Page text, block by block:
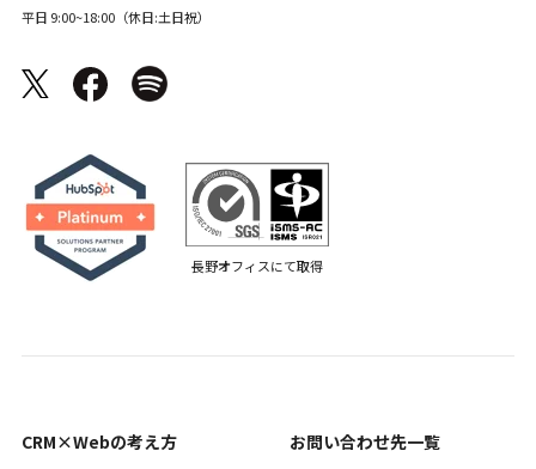
平日 9:00~18:00（休日:土日祝）
長野オフィスにて取得
CRM×Webの考え方
お問い合わせ先一覧